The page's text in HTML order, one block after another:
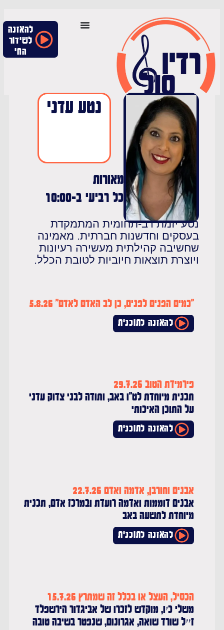
להאזנה
לשידור
החי
נטע עדני
מאורות
כל רביעי ב-10:00
יזמת רב-תחומית המתמקדת
וחדשנות חברתית. מאמינה
קהילתית מעשירה רעיונות
תוצאות חיוביות לטובת הכלל.
"כמים הפנים לפנים, כן לב האדם לאדם" 5.8.26
להאזנה לתוכנית
פירמידת הטוב 29.7.26
תכנית מיוחדת לט"ו באב, ותודה לבני צדוק עדני
על התוכן האיכותי
להאזנה לתוכנית
אבנים וחורבן, אדמה ואדם 22.7.26
אבנים דוממות ואדמה רועדת ובמרכז אדם, תכנית
מיוחדת לתשעה באב
להאזנה לתוכנית
הכסיל, העצל או בכלל זה שמתרץ 15.7.26
משלי כ׳ו, מוקדש לזכרו של אביגדור הירשפלד
ז״ל שורד שואה, אגרונום, שנפטר בשיבה טובה